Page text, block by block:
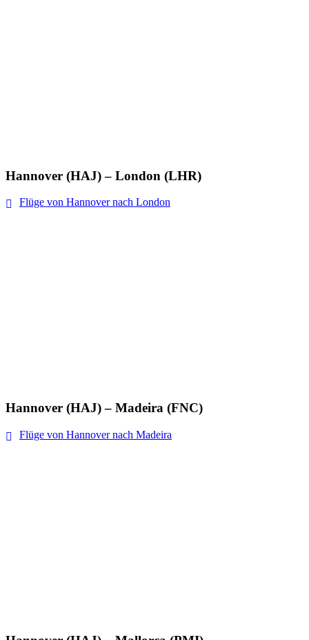
Hannover (HAJ) – London (LHR)
Flüge von Hannover nach London
Hannover (HAJ) – Madeira (FNC)
Flüge von Hannover nach Madeira